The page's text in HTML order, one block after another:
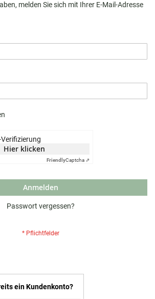
melden Sie sich mit Ihrer E-Mail-Adresse
Hier klicken
FriendlyCaptcha ⇗
Anmelden
Passwort vergessen?
ein Kundenkonto?